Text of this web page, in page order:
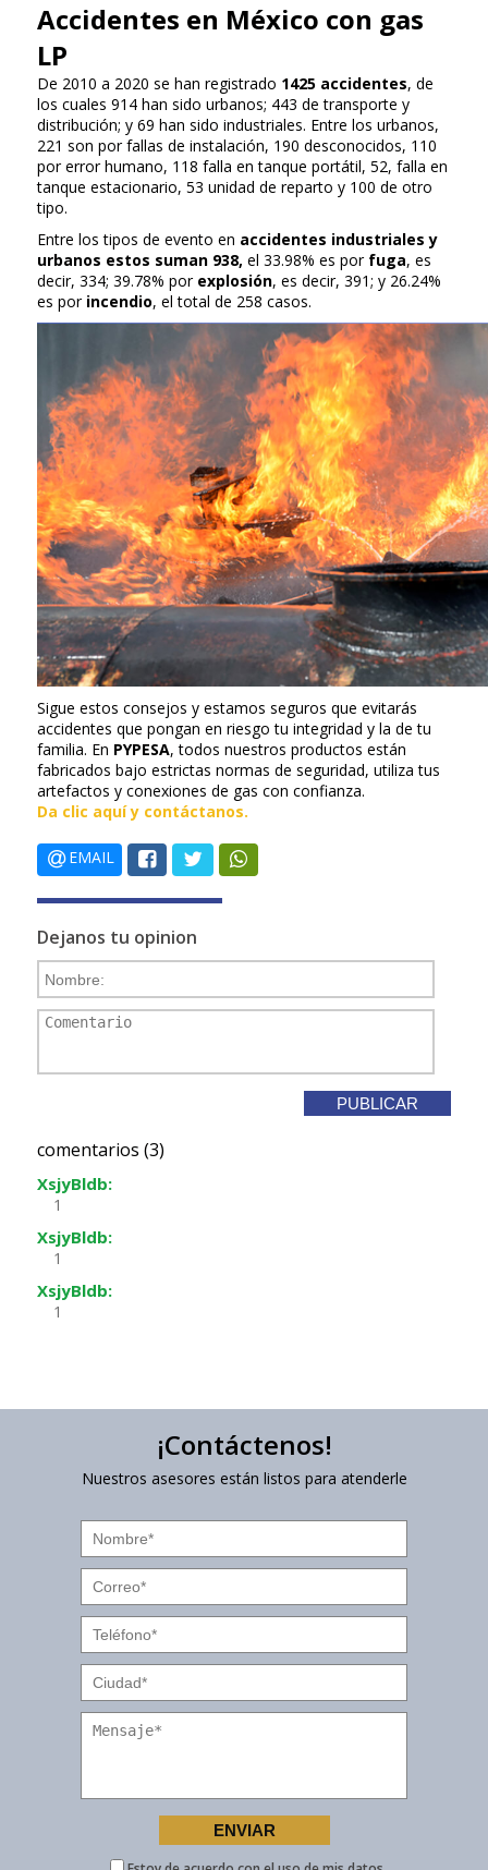
Accidentes en México con gas
LP
De 2010 a 2020 se han registrado 1425 accidentes, de
los cuales 914 han sido urbanos; 443 de transporte y
distribución; y 69 han sido industriales. Entre los urbanos,
221 son por fallas de instalación, 190 desconocidos, 110
por error humano, 118 falla en tanque portátil, 52, falla en
tanque estacionario, 53 unidad de reparto y 100 de otro
tipo.
Entre los tipos de evento en accidentes industriales y
urbanos estos suman 938, el 33.98% es por fuga, es
decir, 334; 39.78% por explosión, es decir, 391; y 26.24%
es por incendio, el total de 258 casos.
Sigue estos consejos y estamos seguros que evitarás
accidentes que pongan en riesgo tu integridad y la de tu
familia. En PYPESA, todos nuestros productos están
fabricados bajo estrictas normas de seguridad, utiliza tus
artefactos y conexiones de gas con confianza.
Da clic aquí y contáctanos.
EMAIL
Dejanos tu opinion
comentarios (3)
XsjyBldb:
1
XsjyBldb:
1
XsjyBldb:
1
¡Contáctenos!
Nuestros asesores están listos para atenderle